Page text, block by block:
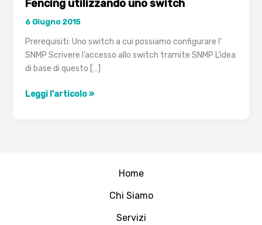
Fencing utilizzando uno switch
6 Giugno 2015
Prerequisiti: Uno switch a cui possiamo configurare l’
SNMP Scrivere l’accesso allo switch tramite SNMP L’idea
di base di questo […]
Fencing
Leggi l'articolo »
Home
Chi Siamo
Servizi